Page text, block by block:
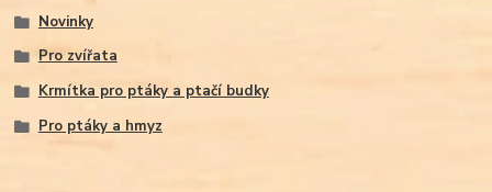
Novinky
Pro zvířata
Krmítka pro ptáky a ptačí budky
Pro ptáky a hmyz